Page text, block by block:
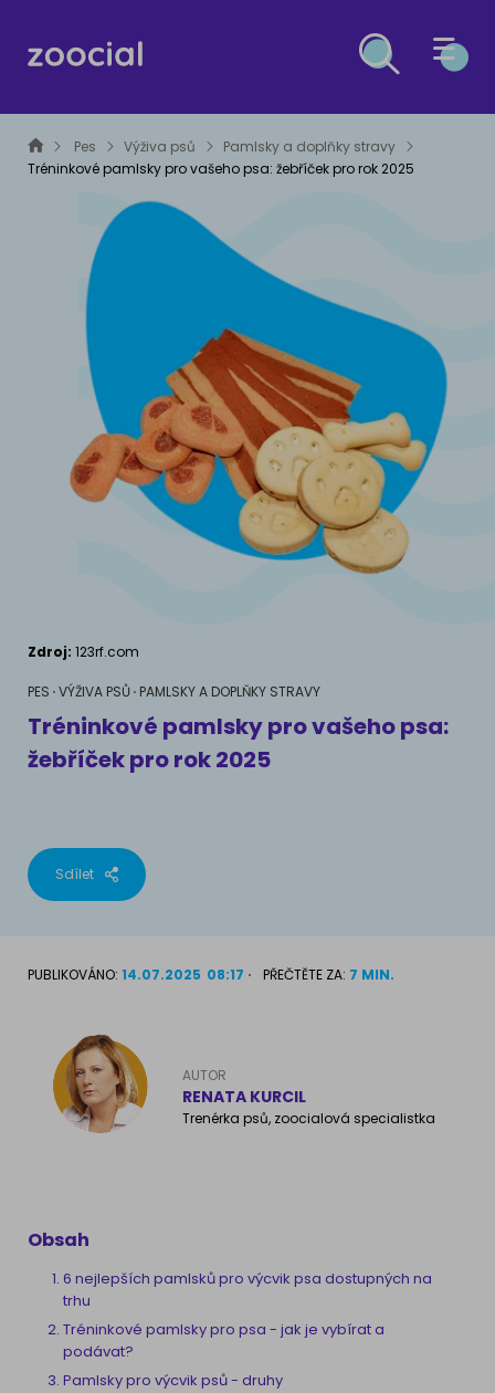
PES
Prevence
VÝŽIVA PSŮ
Výživové poradenství
Pamlsky a doplňky stravy
Chování
Školení
MÁM PSA
Život se psem
Příslušenství pro psy
PLEMENA PSŮ
Francouzský buldog
Dalmatín
Německý ovčák
Atlas psů
ZDRAVÍ KOČEK
Prevence
VÝŽIVA KOČEK
Krmiva
Výživové poradenství
MÁM KOČKU
Jak rozumět kočce
Život s kočkou
Školení
Příslušenství pro kočky
PLEMENA KOČEK
Britská krátkosrstá kočka
Bengálská kočka
OSTATNÍ DRUHY
MALÁ ZVÍŘATA
PLAZI A OBOJŽIVELNÍCI
AKVARIJNÍ RYBY
ČLÁNKY O ESG A UDRŽITELNÉM ROZVOJI
Pes Výživa psů
Pamlsky a doplňky stravy
Tréninkové pamlsky pro vašeho psa: žebříček pro rok 2025
Zdroj: 123rf.com
PES VÝŽIVA PSŮ PAMLSKY A DOPLŇKY STRAVY
Tréninkové pamlsky pro vašeho psa:
žebříček pro rok 2025
Sdílet
PUBLIKOVÁNO: 14.07.2025 08:17 PŘEČTĚTE ZA: 7 MIN.
AUTOR
RENATA KURCIL
Trenérka psů, zoocialová specialistka
Obsah
6 nejlepších pamlsků pro výcvik psa dostupných na
trhu
Tréninkové pamlsky pro psa - jak je vybírat a
podávat?
Pamlsky pro výcvik psů - druhy